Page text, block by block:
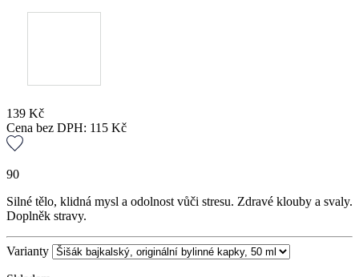
139 Kč
Cena bez DPH: 115 Kč
90
Silné tělo, klidná mysl a odolnost vůči stresu. Zdravé klouby a svaly.
Doplněk stravy.
Varianty